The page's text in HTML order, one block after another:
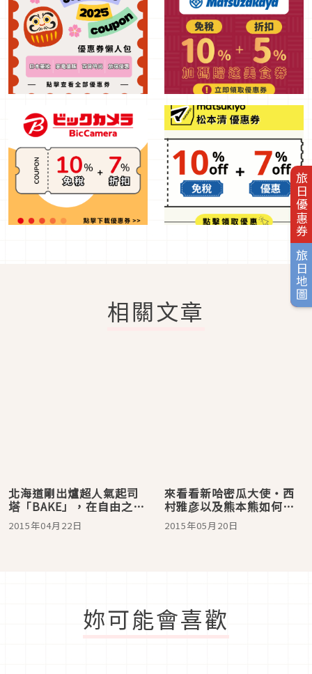
旅日優惠券
旅日地圖
相關文章
北海道剛出爐超人氣起司
塔「BAKE」，在自由之丘
開分店囉！
2015年04月22日
來看看新哈密瓜大使・西
村雅彦以及熊本熊如何一
起推薦哈密瓜哦
2015年05月20日
妳可能會喜歡